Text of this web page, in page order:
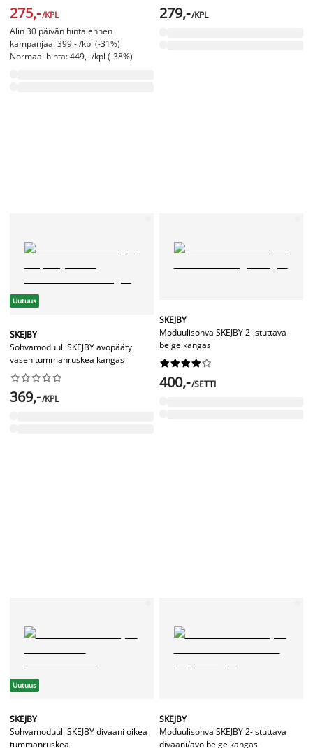
275,-/KPL
Alin 30 päivän hinta ennen
kampanjaa: 399,- /kpl (-31%)
Normaalihinta: 449,- /kpl (-38%)
279,-/KPL
Uutuus
SKEJBY
Sohvamoduuli SKEJBY avopääty
vasen tummanruskea kangas






369,-/KPL
SKEJBY
Moduulisohva SKEJBY 2-istuttava
beige kangas






400,-/SETTI
Uutuus
SKEJBY
Sohvamoduuli SKEJBY divaani oikea
tummanruskea
SKEJBY
Moduulisohva SKEJBY 2-istuttava
divaani/avo beige kangas